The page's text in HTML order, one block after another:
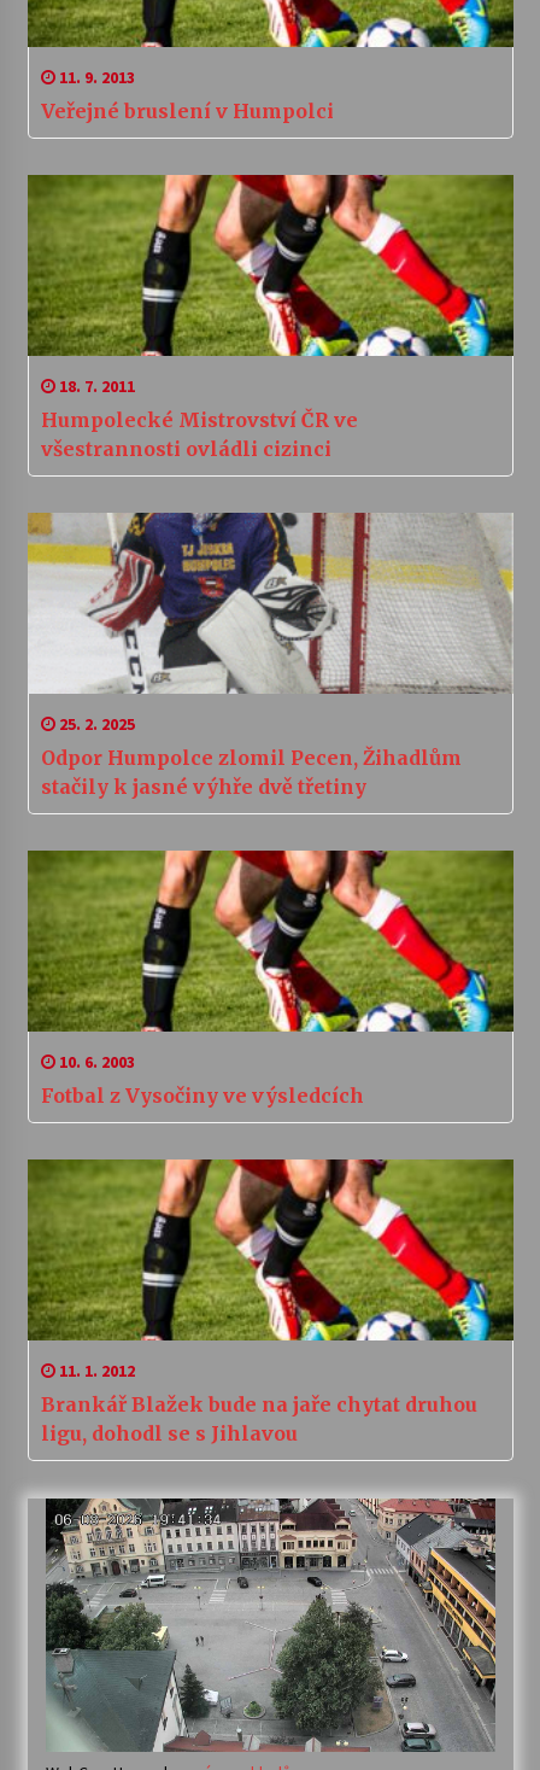
11. 9. 2013
Veřejné bruslení v Humpolci
18. 7. 2011
Humpolecké Mistrovství ČR ve
všestrannosti ovládli cizinci
25. 2. 2025
Odpor Humpolce zlomil Pecen, Žihadlům
stačily k jasné výhře dvě třetiny
10. 6. 2003
Fotbal z Vysočiny ve výsledcích
11. 1. 2012
Brankář Blažek bude na jaře chytat druhou
ligu, dohodl se s Jihlavou